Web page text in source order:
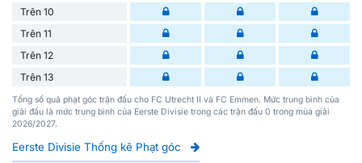
Trên 10
Trên 11
Trên 12
Trên 13
Tổng số quả phạt góc trận đấu cho FC Utrecht II và FC Emmen. Mức trung bình của
giải đấu là mức trung bình của Eerste Divisie trong các trận đấu 0 trong mùa giải
2026/2027.
Eerste Divisie Thống kê Phạt góc